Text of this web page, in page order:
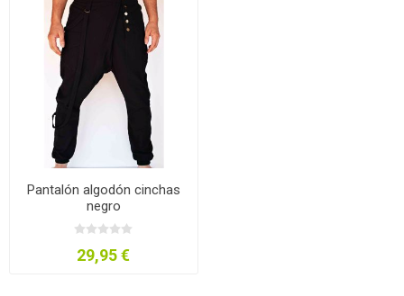
Pantalón algodón cinchas
negro
29,95 €